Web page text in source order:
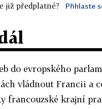
již předplatné? Přihlaste
do evropského
vládnout Francii a
francouzské krajní